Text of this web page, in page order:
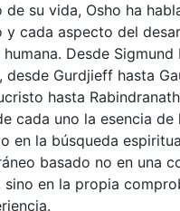
de su vida, Osho ha
y cada aspecto del
Desde Sigmund
desde Gurdjieff hasta
hasta
cada uno la esencia de
en la búsqueda
basado no en una
sino en la propia